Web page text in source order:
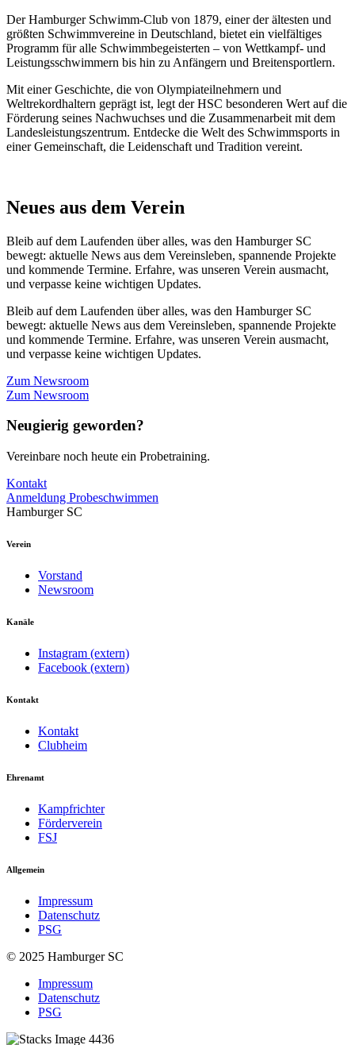
Der Hamburger Schwimm-Club von 1879, einer der ältesten und
größten Schwimmvereine in Deutschland, bietet ein vielfältiges
Programm für alle Schwimmbegeisterten – von Wettkampf- und
Leistungsschwimmern bis hin zu Anfängern und Breitensportlern.
Mit einer Geschichte, die von Olympiateilnehmern und
Weltrekordhaltern geprägt ist, legt der HSC besonderen Wert auf die
Förderung seines Nachwuchses und die Zusammenarbeit mit dem
Landesleistungszentrum. Entdecke die Welt des Schwimmsports in
einer Gemeinschaft, die Leidenschaft und Tradition vereint.
Neues aus dem Verein
Bleib auf dem Laufenden über alles, was den Hamburger SC
bewegt: aktuelle News aus dem Vereinsleben, spannende Projekte
und kommende Termine. Erfahre, was unseren Verein ausmacht,
und verpasse keine wichtigen Updates.
Bleib auf dem Laufenden über alles, was den Hamburger SC
bewegt: aktuelle News aus dem Vereinsleben, spannende Projekte
und kommende Termine. Erfahre, was unseren Verein ausmacht,
und verpasse keine wichtigen Updates.
Zum Newsroom
Zum Newsroom
Neugierig geworden?
Vereinbare noch heute ein Probetraining.
Kontakt
Anmeldung Probeschwimmen
Hamburger SC
Verein
Vorstand
Newsroom
Kanäle
Instagram (extern)
Facebook (extern)
Kontakt
Kontakt
Clubheim
Ehrenamt
Kampfrichter
Förderverein
FSJ
Allgemein
Impressum
Datenschutz
PSG
© 2025 Hamburger SC
Impressum
Datenschutz
PSG